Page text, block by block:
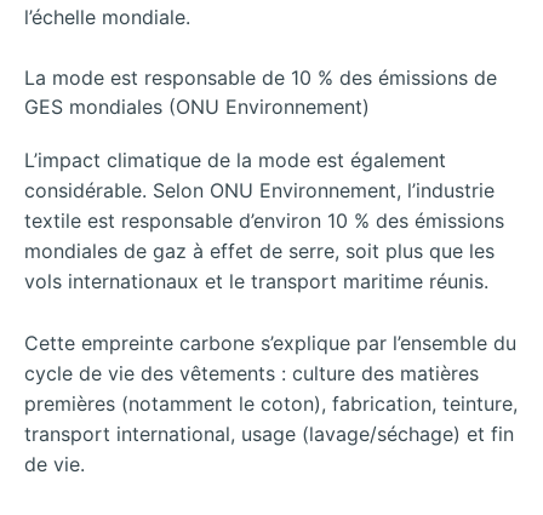
l’échelle mondiale.
La mode est responsable de 10 % des émissions de
GES mondiales (ONU Environnement)
L’impact climatique de la mode est également
considérable. Selon ONU Environnement, l’industrie
textile est responsable d’environ 10 % des émissions
mondiales de gaz à effet de serre, soit plus que les
vols internationaux et le transport maritime réunis.
Cette empreinte carbone s’explique par l’ensemble du
cycle de vie des vêtements : culture des matières
premières (notamment le coton), fabrication, teinture,
transport international, usage (lavage/séchage) et fin
de vie.